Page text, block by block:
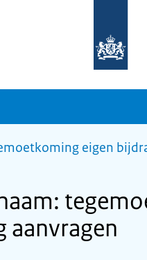
homepage
eigen
aanvragen